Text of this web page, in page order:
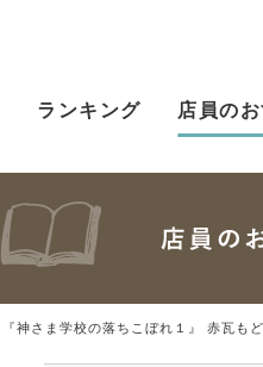
ランキング 店員の
『神さま学校の落ちこぼれ１』 赤瓦も